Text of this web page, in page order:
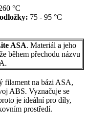
°C
75 - 95 °C
ASA. Materiál a jeho
během přechodu názvu
filament na bázi ASA,
ABS. Vyznačuje se
je ideální pro díly,
prostředí.